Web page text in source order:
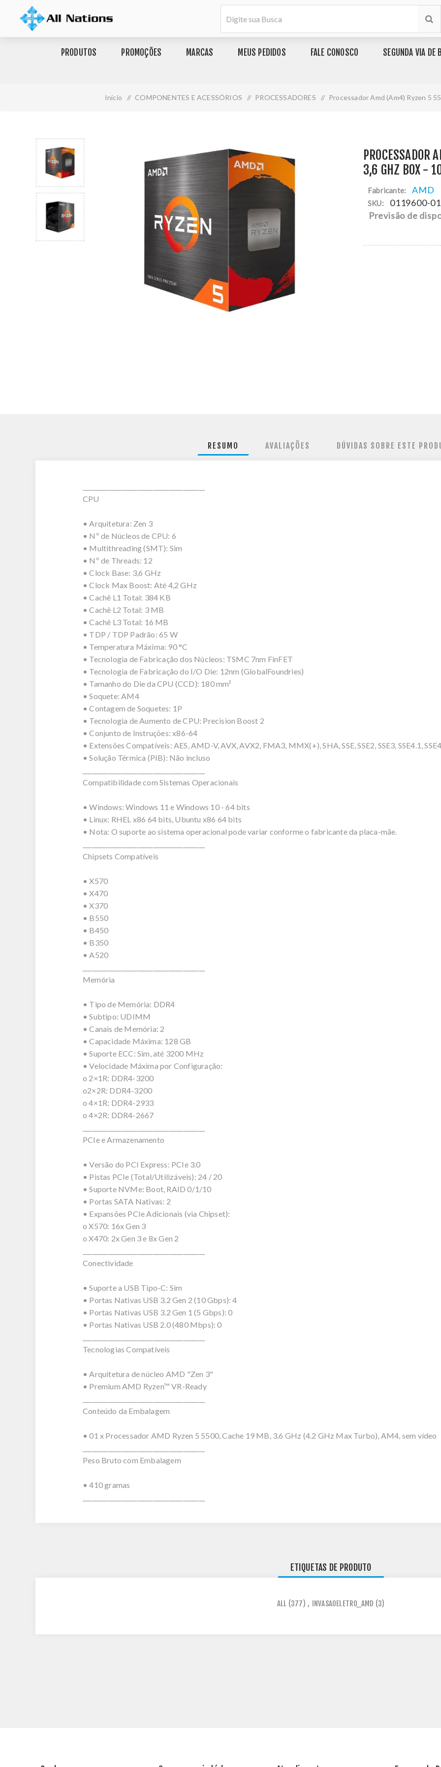
PRODUTOS PROMOÇÕES MARCAS MEUS PEDIDOS FALE CONOSCO SEGUNDA VIA DE
Início / COMPONENTES E ACESSÓRIOS / PROCESSADORES / Processador Amd (Am4) Ryzen 5
3,6 GHZ BOX -
Fabricante: AMD
SKU:
0119600-01
Previsão de
RESUMO AVALIAÇÕES DÚVIDAS SOBRE ESTE
CPU
• Arquitetura: Zen 3
• Nº de Núcleos de CPU: 6
• Multithreading (SMT): Sim
• Nº de Threads: 12
• Clock Base: 3,6 GHz
• Clock Max Boost: Até 4,2 GHz
• Cachê L1 Total: 384 KB
• Cachê L2 Total: 3 MB
• Cachê L3 Total: 16 MB
• TDP / TDP Padrão: 65 W
• Temperatura Máxima: 90 °C
• Tecnologia de Fabricação dos Núcleos: TSMC 7nm FinFET
• Tecnologia de Fabricação do I/O Die: 12nm (GlobalFoundries)
• Tamanho do Die da CPU (CCD): 180 mm²
• Soquete: AM4
• Contagem de Soquetes: 1P
• Tecnologia de Aumento de CPU: Precision Boost 2
• Conjunto de Instruções: x86-64
• Extensões Compatíveis: AES, AMD-V, AVX, AVX2, FMA3, MMX(+), SHA, SSE, SSE2, SSE3, SSE4.1,
• Solução Térmica (PIB): Não incluso
Compatibilidade com Sistemas Operacionais
• Windows: Windows 11 e Windows 10 - 64 bits
• Linux: RHEL x86 64 bits, Ubuntu x86 64 bits
• Nota: O suporte ao sistema operacional pode variar conforme o fabricante da placa-mãe.
Chipsets Compatíveis
• X570
• X470
• X370
• B550
• B450
• B350
• A520
Memória
• Tipo de Memória: DDR4
• Subtipo: UDIMM
• Canais de Memória: 2
• Capacidade Máxima: 128 GB
• Suporte ECC: Sim, até 3200 MHz
• Velocidade Máxima por Configuração:
o 2×1R: DDR4-3200
o2×2R: DDR4-3200
o 4×1R: DDR4-2933
o 4×2R: DDR4-2667
PCIe e Armazenamento
• Versão do PCI Express: PCIe 3.0
• Pistas PCIe (Total/Utilizáveis): 24 / 20
• Suporte NVMe: Boot, RAID 0/1/10
• Portas SATA Nativas: 2
• Expansões PCIe Adicionais (via Chipset):
o X570: 16x Gen 3
o X470: 2x Gen 3 e 8x Gen 2
Conectividade
• Suporte a USB Tipo-C: Sim
• Portas Nativas USB 3.2 Gen 2 (10 Gbps): 4
• Portas Nativas USB 3.2 Gen 1 (5 Gbps): 0
• Portas Nativas USB 2.0 (480 Mbps): 0
Tecnologias Compatíveis
• Arquitetura de núcleo AMD "Zen 3"
• Premium AMD Ryzen™ VR-Ready
Conteúdo da Embalagem
• 01 x Processador AMD Ryzen 5 5500, Cache 19 MB, 3.6 GHz (4.2 GHz Max Turbo), AM4, sem vídeo
Peso Bruto com Embalagem
• 410 gramas
ETIQUETAS DE PRODUTO
ALL (377) , INVASAOELETRO_AMD (3)